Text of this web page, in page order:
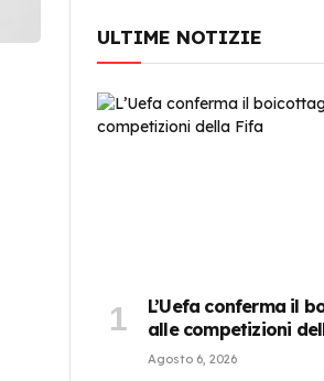
ULTIME NOTIZIE
L’Uefa conferma il
alle competizioni
Agosto 6, 2026